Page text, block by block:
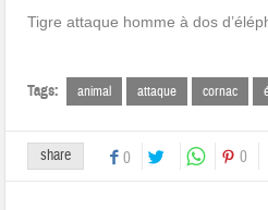
Tigre attaque homme à dos
Tags: animal attaque cornac
share 0 0